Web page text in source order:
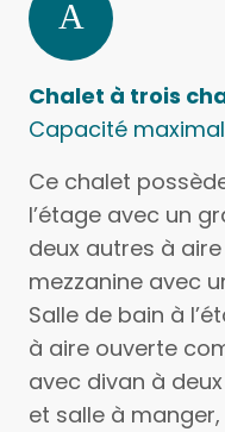
Chalet à trois
Capacité
Ce chalet
l’étage avec un
deux autres à
mezzanine avec
Salle de bain à
à aire ouverte
avec divan à
et salle à